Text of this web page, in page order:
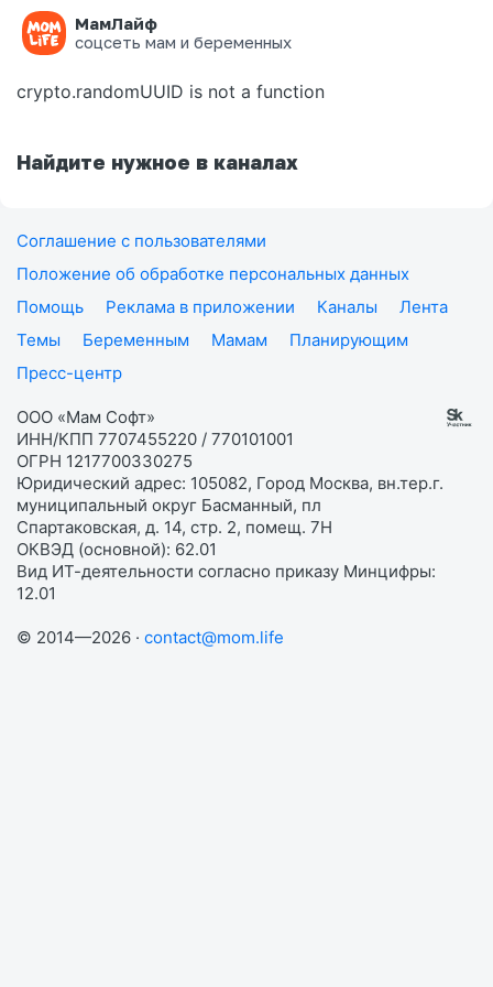
МамЛайф
соцсеть мам и беременных
Ошибка на странице
crypto.randomUUID is not a function
Найдите нужное в каналах
Соглашение с пользователями
Положение об обработке персональных данных
Помощь
Реклама в приложении Каналы
Лента
Темы
Беременным Мамам
Планирующим
Пресс-центр
ООО «Мам Софт»
ИНН/КПП 7707455220 / 770101001
ОГРН 1217700330275
Юридический адрес: 105082, Город Москва, вн.тер.г.
муниципальный округ Басманный, пл
Спартаковская, д. 14, стр. 2, помещ. 7Н
ОКВЭД (основной): 62.01
Вид ИТ-деятельности согласно приказу Минцифры:
12.01
© 2014—2026 · contact@mom.life